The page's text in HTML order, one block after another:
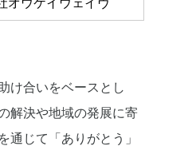
け合いをベースとし
解決や地域の発展に寄
通じて「ありがとう」